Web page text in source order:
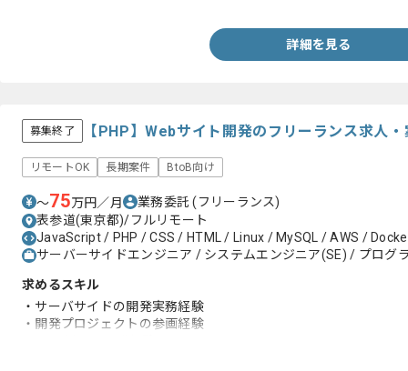
詳細を見る
募集終了 【PHP】Webサイト開発のフリーランス求人
リモートOK 長期案件 BtoB向け
〜75万円／月 業務委託(フリーランス)
表参道(東京都)/フルリモート
JavaScript / PHP / CSS / HTML / Linux / MySQL / AWS /
サーバーサイドエンジニア / システムエンジニア(SE) / プログ
求めるスキル
・サーバサイドの開発実務経験
・開発プロジェクトの参画経験